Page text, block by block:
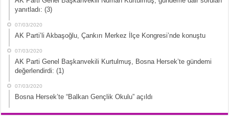
yanıtladı: (3)
07/03/2020
AK Parti’li Akbaşoğlu, Çankırı Merkez İlçe Kongresi’nde konuştu
07/03/2020
AK Parti Genel Başkanvekili Kurtulmuş, Bosna Hersek’te gündemi
değerlendirdi: (1)
07/03/2020
Bosna Hersek’te “Balkan Gençlik Okulu” açıldı